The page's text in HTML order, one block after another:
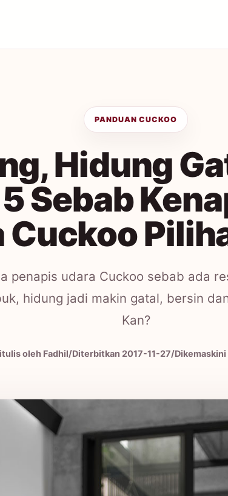
PANDUAN CUCKOO
Hidung
Sebab
Cuckoo
penapis udara Cuckoo sebab ada
hidung jadi makin gatal, bersin
Kan?
oleh Fadhil/Diterbitkan 2017-11-27/